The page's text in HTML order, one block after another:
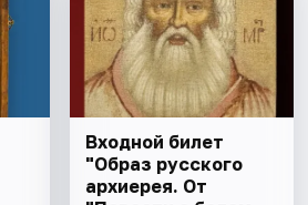
Входной билет
"Образ русского
архиерея. От